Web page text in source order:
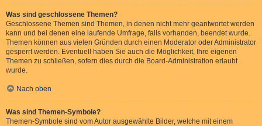
Was sind geschlossene Themen?
Geschlossene Themen sind Themen, in denen nicht mehr geantwortet werden
kann und bei denen eine laufende Umfrage, falls vorhanden, beendet wurde.
Themen können aus vielen Gründen durch einen Moderator oder Administrator
gesperrt werden. Eventuell haben Sie auch die Möglichkeit, Ihre eigenen
Themen zu schließen, sofern dies durch die Board-Administration erlaubt
wurde.
Nach oben
Was sind Themen-Symbole?
Themen-Symbole sind vom Autor ausgewählte Bilder, welche mit einem